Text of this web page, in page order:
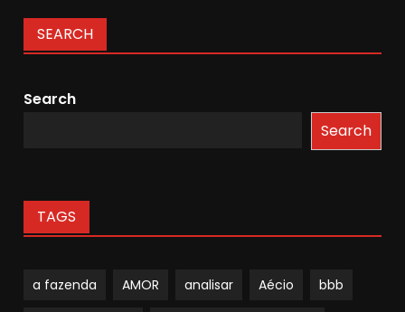
SEARCH
Search
Search
TAGS
a fazenda AMOR analisar Aécio bbb